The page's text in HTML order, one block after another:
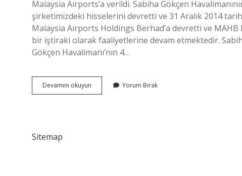
Malaysia Airports’a verildi. Sabiha Gökçen
şirketimizdeki hisselerini devretti ve 31 Aralık 2014
Malaysia Airports Holdings Berhad’a devretti ve
bir iştiraki olarak faaliyetlerine devam etmektedir. Sabiha
Gökçen Havalimanı’nın 4…
Devamını okuyun
Gökçen
Yorum Bırak
Sitemap